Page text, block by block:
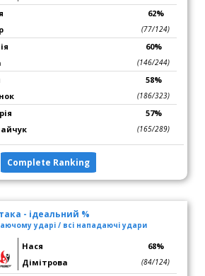
62%
(77/124)
60%
(146/244)
58%
(186/323)
57%
(165/289)
Complete Ranking
- ідеальний %
ударі / всі нападаючі удари
Нася
Дімітрова
68%
(84/124)